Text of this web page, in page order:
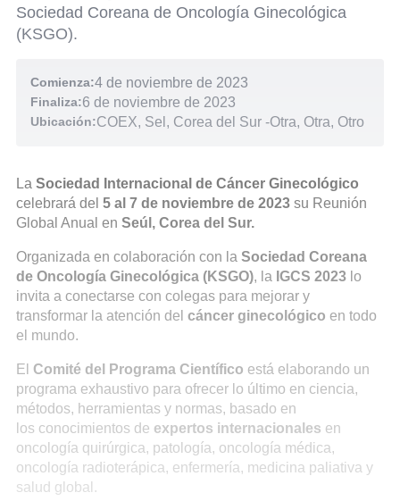
Sociedad Coreana de Oncología Ginecológica
(KSGO).
Comienza:4 de noviembre de 2023
Finaliza:6 de noviembre de 2023
Ubicación:COEX, Sel, Corea del Sur -Otra, Otra, Otro
La Sociedad Internacional de Cáncer Ginecológico
celebrará del 5 al 7 de noviembre de 2023 su Reunión
Global Anual en Seúl, Corea del Sur.
Organizada en colaboración con la Sociedad Coreana
de Oncología Ginecológica (KSGO), la IGCS 2023 lo
invita a conectarse con colegas para mejorar y
transformar la atención del cáncer ginecológico en todo
el mundo.
El Comité del Programa Científico está elaborando un
programa exhaustivo para ofrecer lo último en ciencia,
métodos, herramientas y normas, basado en
los conocimientos de expertos internacionales en
oncología quirúrgica, patología, oncología médica,
oncología radioterápica, enfermería, medicina paliativa y
salud global.